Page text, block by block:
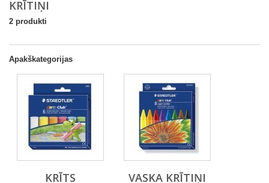
KRĪTIŅI
2 produkti
Apakškategorijas
KRĪTS VASKA KRĪTIŅI